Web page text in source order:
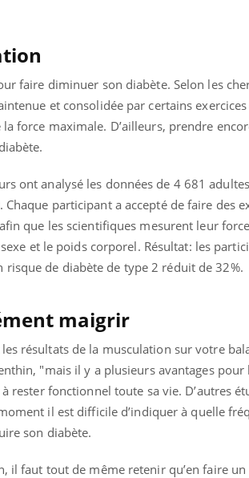
faire diminuer son diabète. Selon les
et consolidée par certains
force maximale. D’ailleurs, prendre
ont analysé les données de 4 681
participant a accepté de faire des
que les scientifiques mesurent leur
et le poids corporel. Résultat: les
de diabète de type 2 réduit de 32%.
maigrir
résultats de la musculation sur votre
"mais il y a plusieurs avantages
rester fonctionnel toute sa vie. D’autres
il est difficile d’indiquer à quelle
son diabète.
il faut tout de même retenir qu’en faire
Bébés, jeunes enfants :
quelle trousse à
pharmacie pour les
vacances ?